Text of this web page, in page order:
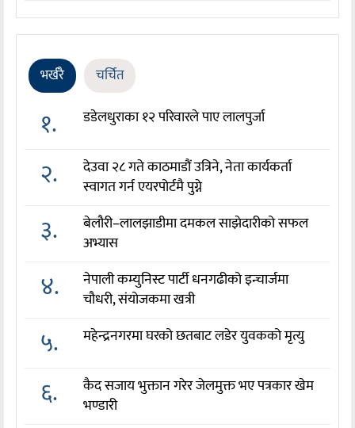
भर्खरै चर्चित
१. डडेलधुराका १२ परिवारले पाए लालपुर्जा
२.
देउवा २८ गते काठमाडौं उत्रिने, नेता कार्यकर्ता
स्वागत गर्न एयरपोर्टमै पुग्ने
३.
बेलौरी–लालझाडीमा दमकल साझेदारीको सफल
अभ्यास
४.
नेपाली कम्युनिस्ट पार्टी धनगढीको इन्चार्जमा
चौधरी, संयोजकमा खत्री
५. महेन्द्रनगरमा घरको छतबाट लडेर युवकको मृत्यु
६.
कैद सजाय भुक्तान गरेर जेलमुक्त भए पत्रकार खेम
भण्डारी